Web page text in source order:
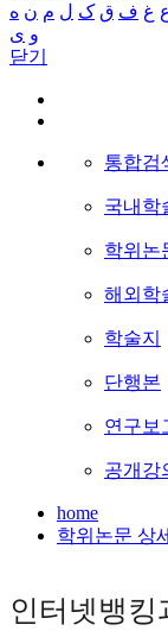
ع غ ف ق ک ل م ن ه
و ی
닫기
통합검
국내학
학위논
해외학
학술지
단행본
연구보
공개강
home
학위논문 상세
인터넷뱅킹